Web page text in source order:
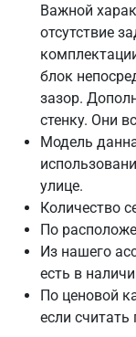
Важной
отсутствие
блок
зазор.
стенку. Они
Модель
улице.
Количество
По
Из нашего
есть в
По ценовой
если считать